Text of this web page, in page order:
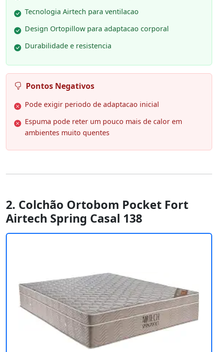
Tecnologia Airtech para ventilacao
Design Ortopillow para adaptacao corporal
Durabilidade e resistencia
Pontos Negativos
Pode exigir periodo de adaptacao inicial
Espuma pode reter um pouco mais de calor em
ambientes muito quentes
2. Colchão Ortobom Pocket Fort
Airtech Spring Casal 138